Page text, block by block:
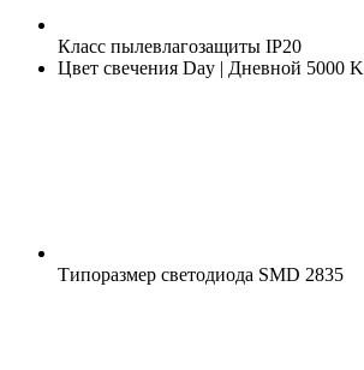
Класс пылевлагозащиты IP20
Цвет свечения Day | Дневной 5000 K
Типоразмер светодиода SMD 2835